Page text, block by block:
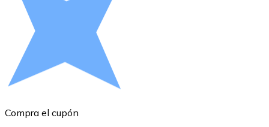
Comprar con Transferencia
Tarjeta de crédito / débito
Utiliza tarjetas Visa y Mastercard para comprar
Comprar con tarjeta
Tienda - Tarjetas regalo
Nuevo
Compra el cupón